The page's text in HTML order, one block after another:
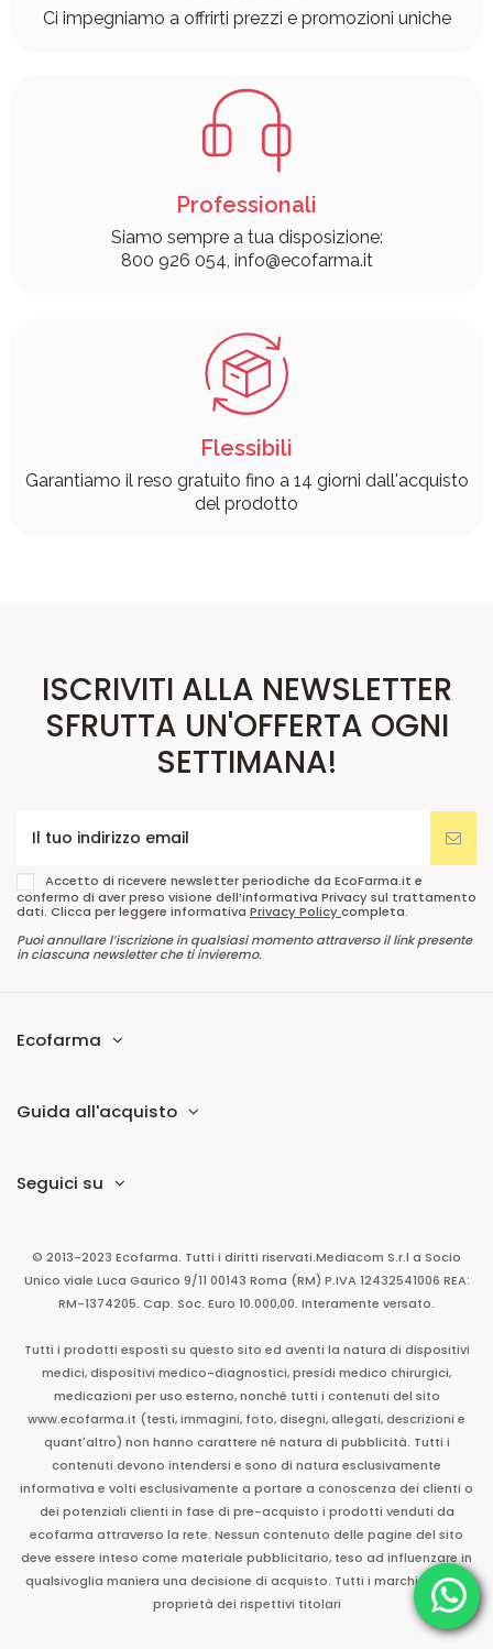
Ci impegniamo a offrirti prezzi e promozioni uniche
Professionali
Siamo sempre a tua disposizione:
800 926 054, info@ecofarma.it
Flessibili
Garantiamo il reso gratuito fino a 14 giorni dall'acquisto
del prodotto
ISCRIVITI ALLA NEWSLETTER
SFRUTTA UN'OFFERTA OGNI
SETTIMANA!
Accetto di ricevere newsletter periodiche da EcoFarma.it e
confermo di aver preso visione dell’informativa Privacy sul trattamento
dati. Clicca per leggere informativa Privacy Policycompleta.
Puoi annullare l’iscrizione in qualsiasi momento attraverso il link presente
in ciascuna newsletter che ti invieremo.
Ecofarma
Guida all'acquisto
Seguici su
© 2013-2023 Ecofarma. Tutti i diritti riservati.Mediacom S.r.l a Socio
Unico viale Luca Gaurico 9/11 00143 Roma (RM) P.IVA 12432541006 REA:
RM-1374205. Cap. Soc. Euro 10.000,00. Interamente versato.
Tutti i prodotti esposti su questo sito ed aventi la natura di dispositivi
medici, dispositivi medico-diagnostici, presidi medico chirurgici,
medicazioni per uso esterno, nonché tutti i contenuti del sito
www.ecofarma.it (testi, immagini, foto, disegni, allegati, descrizioni e
quant'altro) non hanno carattere né natura di pubblicità. Tutti i
contenuti devono intendersi e sono di natura esclusivamente
informativa e volti esclusivamente a portare a conoscenza dei clienti o
dei potenziali clienti in fase di pre-acquisto i prodotti venduti da
ecofarma attraverso la rete. Nessun contenuto delle pagine del sito
deve essere inteso come materiale pubblicitario, teso ad influenzare in
qualsivoglia maniera una decisione di acquisto. Tutti i marchi sono di
proprietà dei rispettivi titolari